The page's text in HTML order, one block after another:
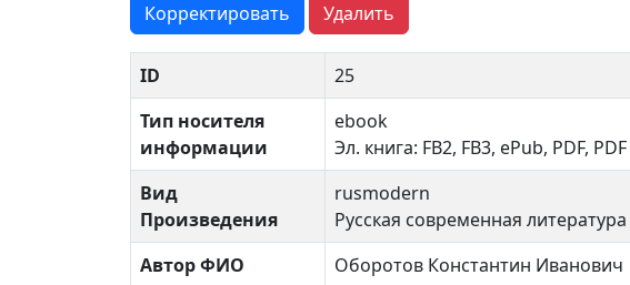
Корректировать Удалить
ID
25
Тип носителя
информации
ebook
Эл. книга: FB2, FB3, ePub, PDF,
Вид
Произведения
rusmodern
Русская современная
Автор ФИО
Оборотов Константин Иванович